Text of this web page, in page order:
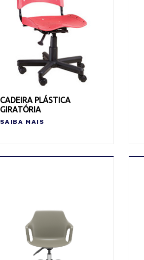
CADEIRA PLÁSTICA
GIRATÓRIA
SAIBA MAIS